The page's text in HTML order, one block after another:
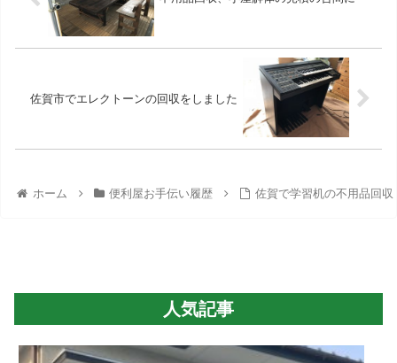
佐賀市でエレクトーンの回収をしました
ホーム 便利屋お手伝い履歴 佐賀で学習机の不用品回収
人気記事